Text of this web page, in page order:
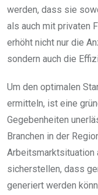
werden, dass sie
als auch mit privaten
erhöht nicht nur die
sondern auch die
Um den optimalen
ermitteln, ist eine
Gegebenheiten
Branchen in der
Arbeitsmarktsituation
sicherstellen, dass
generiert werden